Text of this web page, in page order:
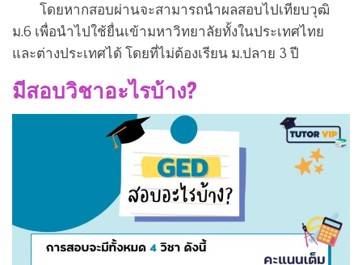
โดยหากสอบผ่านจะสามารถนำผลสอบไปเทียบวุฒิ
ม.6 เพื่อนำไปใช้ยื่นเข้ามหาวิทยาลัยทั้งในประเทศไทย
และต่างประเทศได้ โดยที่ไม่ต้องเรียน ม.ปลาย 3 ปี
มีสอบวิชาอะไรบ้าง?